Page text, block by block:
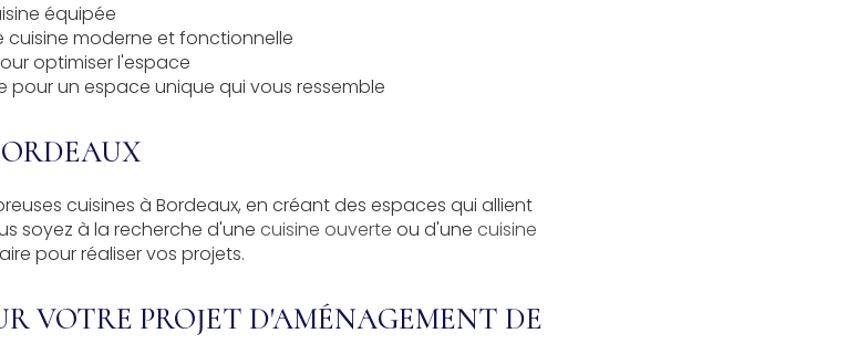
équipée
cuisine moderne et fonctionnelle
optimiser l'espace
pour un espace unique qui vous ressemble
cuisines à Bordeaux, en créant des espaces qui allient
soyez à la recherche d'une cuisine ouverte ou d'une cuisine
pour réaliser vos projets.
VOTRE PROJET D'AMÉNAGEMENT DE